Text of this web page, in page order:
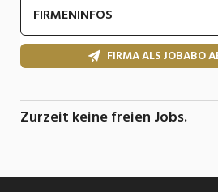
FIRMENINFOS
Seit Januar 2018 üben
engagierten Team für
und lernen immer
FIRMA ALS JOBABO
Zurzeit keine freien Jobs.